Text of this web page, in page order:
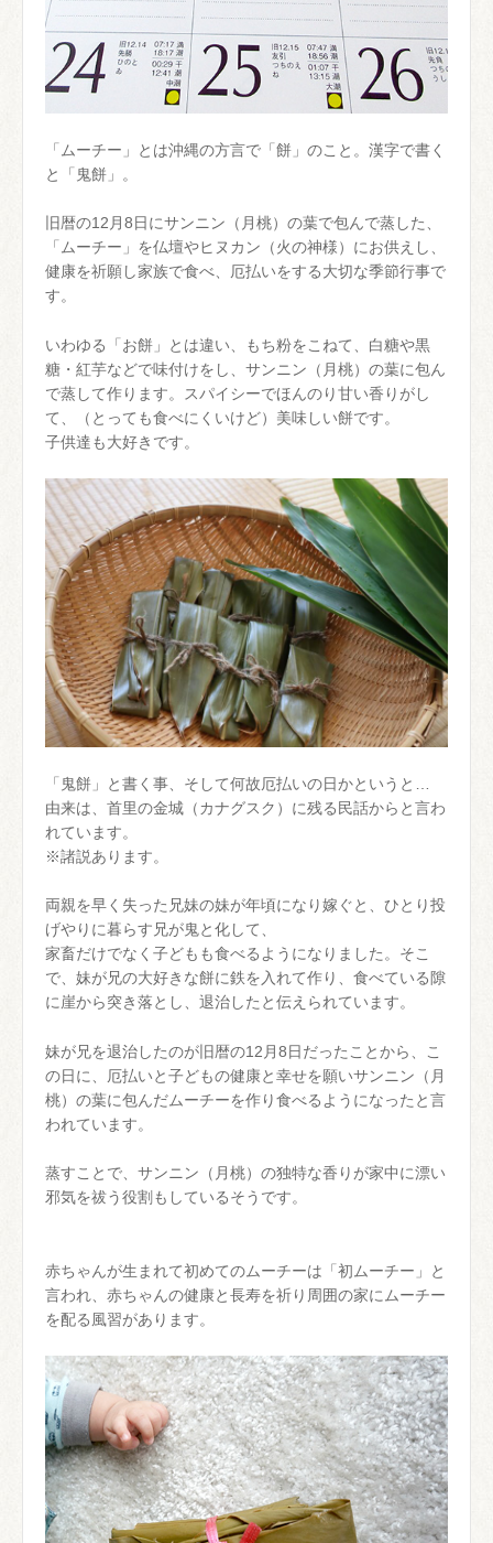
「ムーチー」とは沖縄の方言で「餅」のこと。漢字で書く
と「鬼餅」。
旧暦の12月8日にサンニン（月桃）の葉で包んで蒸した、
「ムーチー」を仏壇やヒヌカン（火の神様）にお供えし、
健康を祈願し家族で食べ、厄払いをする大切な季節行事で
す。
いわゆる「お餅」とは違い、もち粉をこねて、白糖や黒
糖・紅芋などで味付けをし、サンニン（月桃）の葉に包ん
で蒸して作ります。スパイシーでほんのり甘い香りがし
て、（とっても食べにくいけど）美味しい餅です。
子供達も大好きです。
「鬼餅」と書く事、そして何故厄払いの日かというと…
由来は、首里の金城（カナグスク）に残る民話からと言わ
れています。
※諸説あります。
両親を早く失った兄妹の妹が年頃になり嫁ぐと、ひとり投
げやりに暮らす兄が鬼と化して、
家畜だけでなく子どもも食べるようになりました。そこ
で、妹が兄の大好きな餅に鉄を入れて作り、食べている隙
に崖から突き落とし、退治したと伝えられています。
妹が兄を退治したのが旧暦の12月8日だったことから、こ
の日に、厄払いと子どもの健康と幸せを願いサンニン（月
桃）の葉に包んだムーチーを作り食べるようになったと言
われています。
蒸すことで、サンニン（月桃）の独特な香りが家中に漂い
邪気を祓う役割もしているそうです。
赤ちゃんが生まれて初めてのムーチーは「初ムーチー」と
言われ、赤ちゃんの健康と長寿を祈り周囲の家にムーチー
を配る風習があります。